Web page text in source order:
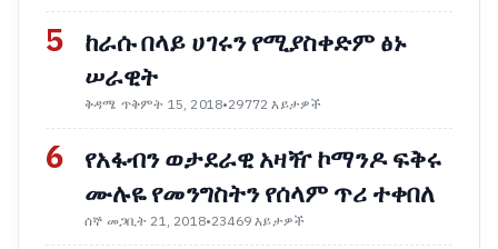
5
ከራሱ በላይ ሀገሩን የሚያስቀድም ፅኑ
ሠራዊት
ቅዳሜ ጥቅምት 15, 2018•29772 እይታዎች
6
የአፋብን ወታደራዊ አዛዥ ኮማንዶ ፍቅሩ
ሙሉዬ የመንግስትን የሰላም ጥሪ ተቀበለ
ሰኞ መጋቢት 21, 2018•23469 እይታዎች